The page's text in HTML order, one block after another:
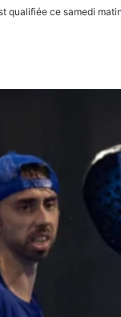
qualifiée ce samedi